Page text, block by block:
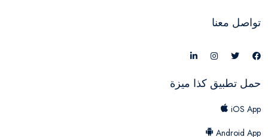
تواصل معنا
حمل تطبيق كذا ميزة
iOS App
Android App